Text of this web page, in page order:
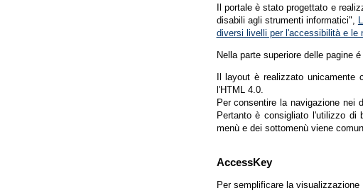
Il portale è stato progettato e
disabili agli strumenti informatici",
diversi livelli per l'accessibilità e le
Nella parte superiore delle pagine
Il layout è realizzato
l'HTML 4.0.
Per consentire la navigazione nei
Pertanto è consigliato l'utilizzo
menù e dei sottomenù viene
AccessKey
Per semplificare la